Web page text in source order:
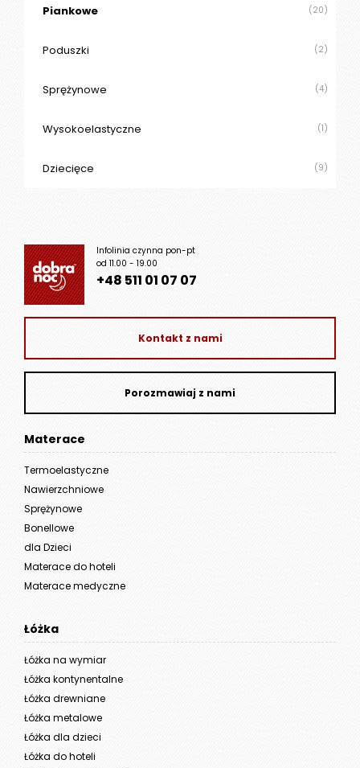
Piankowe (20)
Poduszki (2)
Sprężynowe (4)
Wysokoelastyczne (1)
Dziecięce (9)
Infolinia czynna pon-pt
od 11.00 - 19.00
+48 511 01 07 07
Kontakt z nami
Porozmawiaj z nami
Materace
Termoelastyczne
Nawierzchniowe
Sprężynowe
Bonellowe
dla Dzieci
Materace do hoteli
Materace medyczne
Łóżka
Łóżka na wymiar
Łóżka kontynentalne
Łóżka drewniane
Łóżka metalowe
Łóżka dla dzieci
Łóżka do hoteli